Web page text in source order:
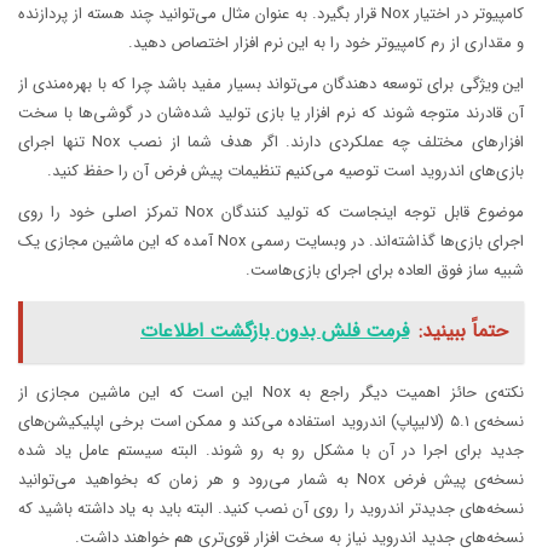
کامپیوتر در اختیار Nox قرار بگیرد. به عنوان مثال می‌توانید چند هسته از پردازنده
و مقداری از رم کامپیوتر خود را به این نرم افزار اختصاص دهید.
این ویژگی برای توسعه دهندگان می‌تواند بسیار مفید باشد چرا که با بهره‌مندی از
آن قادرند متوجه شوند که نرم افزار یا بازی تولید شده‌شان در گوشی‌ها با سخت
افزار‌های مختلف چه عملکردی دارند. اگر هدف شما از نصب Nox تنها اجرای
بازی‌های اندروید است توصیه می‌کنیم تنظیمات پیش فرض آن را حفظ کنید.
موضوع قابل توجه اینجاست که تولید کنندگان Nox تمرکز اصلی خود را روی
اجرای بازی‌ها گذاشته‌اند. در وبسایت رسمی Nox آمده که این ماشین مجازی یک
شبیه ساز فوق العاده برای اجرای بازی‌هاست.
حتماً ببینید: فرمت فلش بدون بازگشت اطلاعات
نکته‌ی حائز اهمیت دیگر راجع به Nox این است که این ماشین مجازی از
نسخه‌ی ۵.۱ (لالیپاپ) اندروید استفاده می‌کند و ممکن است برخی اپلیکیشن‌های
جدید برای اجرا در آن با مشکل رو به رو شوند. البته سیستم عامل یاد شده
نسخه‌ی پیش فرض Nox به شمار می‌رود و هر زمان که بخواهید می‌توانید
نسخه‌های جدید‌تر اندروید را روی آن نصب کنید. البته باید به یاد داشته باشید که
نسخه‌‌های جدید اندروید نیاز به سخت افزار قوی‌تری هم خواهند داشت.